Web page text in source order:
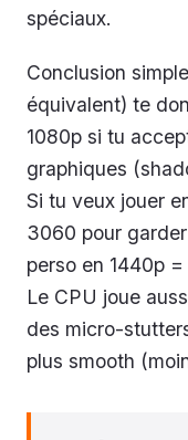
spéciaux.
Conclusion
équivalent) te
1080p si tu
graphiques
Si tu veux jouer
3060 pour
perso en 1440p
Le CPU joue
des micro-
plus smooth